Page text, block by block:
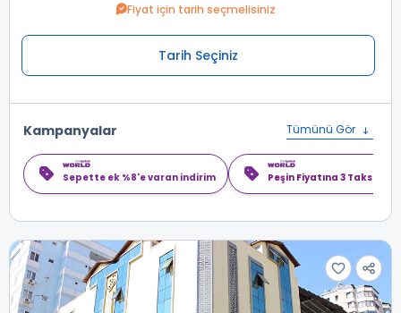
Fiyat için tarih seçmelisiniz
Tarih Seçiniz
Kampanyalar Tümünü Gör
Sepette ek %8'e varan indirim Peşin Fiyatına 3 Taksit